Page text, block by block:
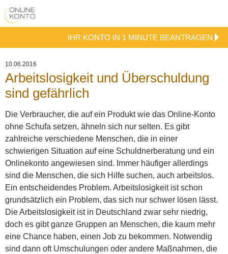
IHR KONTO IN 1 MINUTE BEANTRAGEN
10.06.2016
Arbeitslosigkeit und Überschuldung
sind gefährlich
Die Verbraucher, die auf ein Produkt wie das Online-Konto
ohne Schufa setzen, ähneln sich nur selten. Es gibt
zahlreiche verschiedene Menschen, die in einer
schwierigen Situation auf eine Schuldnerberatung und ein
Onlinekonto angewiesen sind. Immer häufiger allerdings
sind die Menschen, die sich Hilfe suchen, auch arbeitslos.
Ein entscheidendes Problem. Arbeitslosigkeit ist schon
grundsätzlich ein Problem, das sich nur schwer lösen lässt.
Die Arbeitslosigkeit ist in Deutschland zwar sehr niedrig,
doch es gibt ganze Gruppen an Menschen, die kaum mehr
eine Chance haben, einen Job zu bekommen. Notwendig
sind dann oft Umschulungen oder andere Maßnahmen, die